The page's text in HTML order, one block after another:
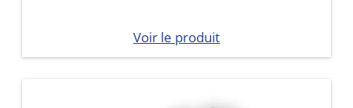
Voir le produit